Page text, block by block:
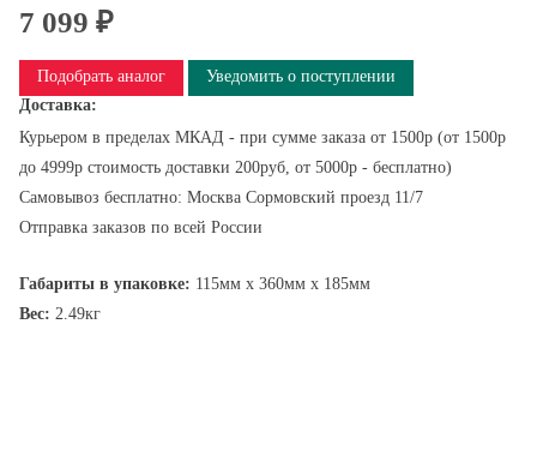
7 099 ₽
Подобрать аналог
Уведомить о поступлении
Доставка:
Курьером в пределах МКАД - при сумме заказа от 1500р (от 1500р
до 4999р стоимость доставки 200руб, от 5000р - бесплатно)
Самовывоз бесплатно: Москва Сормовский проезд 11/7
Отправка заказов по всей России
Габариты в упаковке: 115мм x 360мм x 185мм
Вес: 2.49кг